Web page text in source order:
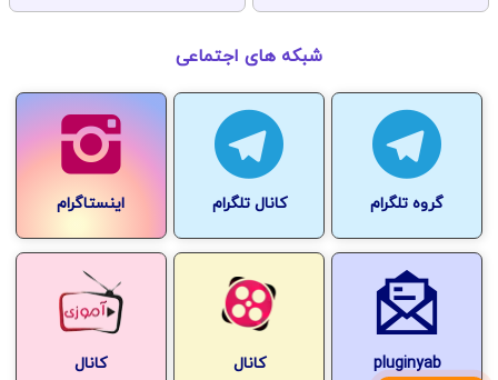
شبکه های اجتماعی
گروه تلگرام کانال تلگرام اینستاگرام
pluginyab کانال کانال